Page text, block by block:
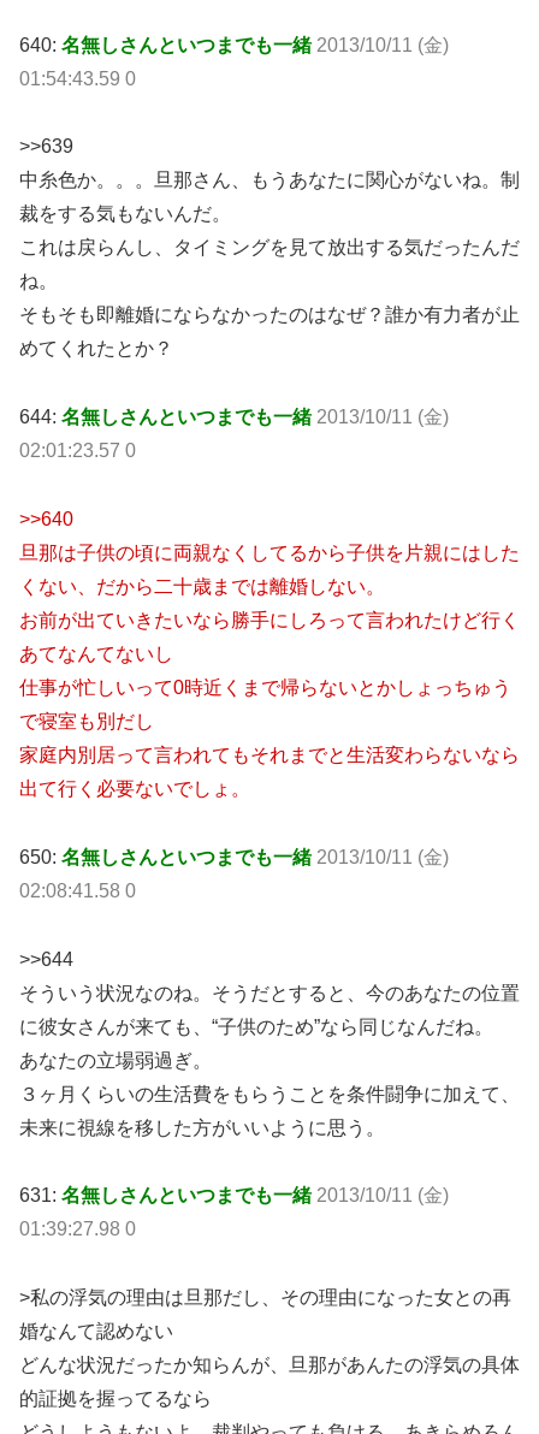
640: 名無しさんといつまでも一緒 2013/10/11 (金)
01:54:43.59 0
>>639
中糸色か。。。旦那さん、もうあなたに関心がないね。制
裁をする気もないんだ。
これは戻らんし、タイミングを見て放出する気だったんだ
ね。
そもそも即離婚にならなかったのはなぜ？誰か有力者が止
めてくれたとか？
644: 名無しさんといつまでも一緒 2013/10/11 (金)
02:01:23.57 0
>>640
旦那は子供の頃に両親なくしてるから子供を片親にはした
くない、だから二十歳までは離婚しない。
お前が出ていきたいなら勝手にしろって言われたけど行く
あてなんてないし
仕事が忙しいって0時近くまで帰らないとかしょっちゅう
で寝室も別だし
家庭内別居って言われてもそれまでと生活変わらないなら
出て行く必要ないでしょ。
650: 名無しさんといつまでも一緒 2013/10/11 (金)
02:08:41.58 0
>>644
そういう状況なのね。そうだとすると、今のあなたの位置
に彼女さんが来ても、“子供のため”なら同じなんだね。
あなたの立場弱過ぎ。
３ヶ月くらいの生活費をもらうことを条件闘争に加えて、
未来に視線を移した方がいいように思う。
631: 名無しさんといつまでも一緒2013/10/11 (金)
01:39:27.98 0
>私の浮気の理由は旦那だし、その理由になった女との再
婚なんて認めない
どんな状況だったか知らんが、旦那があんたの浮気の具体
的証拠を握ってるなら